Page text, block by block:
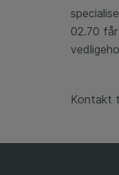
02.70
Kontakt